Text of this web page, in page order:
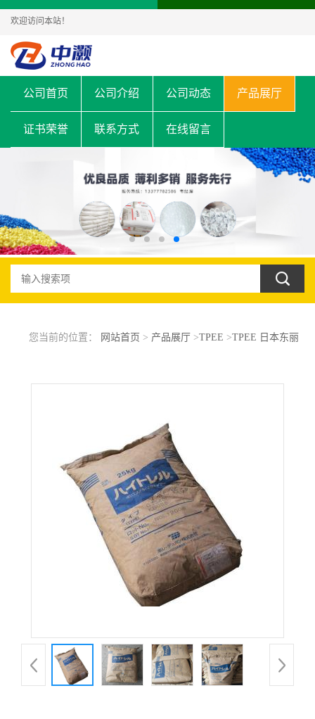
欢迎访问本站！
公司首页 公司介绍 公司动态 产品展厅
证书荣誉 联系方式 在线留言
您当前的位置： 网站首页 > 产品展厅>TPEE >TPEE 日本东丽